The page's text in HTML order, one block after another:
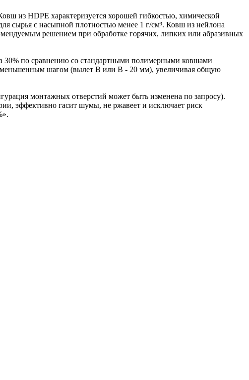
из HDPE характеризуется хорошей гибкостью, химической
сырья с насыпной плотностью менее 1 г/см³. Ковш из нейлона
решением при обработке горячих, липких или абразивных
30% по сравнению со стандартными полимерными ковшами
шагом (вылет B или B - 20 мм), увеличивая общую
монтажных отверстий может быть изменена по запросу).
эффективно гасит шумы, не ржавеет и исключает риск